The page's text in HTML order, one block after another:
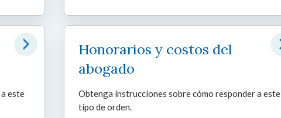
este
Honorarios y costos del
abogado
Obtenga instrucciones sobre cómo responder a este
tipo de orden.